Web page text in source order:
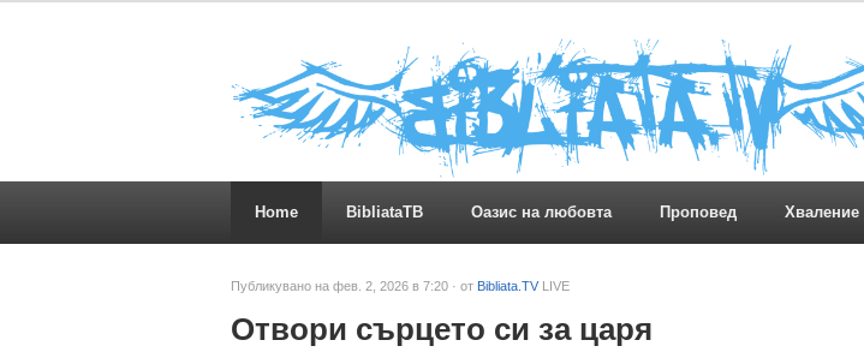
Home BibliataTB Оазис на любовта Проповед Хваление
Публикувано на фев. 2, 2026 в 7:20 · от Bibliata.TV LIVE
Отвори сърцето си за царя